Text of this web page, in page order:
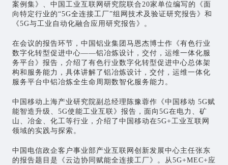
案例集》、中国工业互联网研究院联合20家单位编写的《面
向特定行业的“5G全连接工厂”组网技术及验证研究报告》和
《5G与工业自动化融合应用研究报告》。
在会议的报告环节，中国铝业集团马恩杰博士作《有色行业
数字化转型促进中心——铝冶炼设计，交付，运维一体化服
务平台》报告，介绍了有色行业数字化转型促进中心总体架
构和服务能力，具体讲解了铝冶炼设计，交付，运维一体化
服务平台中铝冶炼全生命周期数智化服务能力。
中国移动上海产业研究院副总经理陈豫蓉作《中国移动 5G赋
能智造升级、5G使能工业互联》报告，面向5G在电力、矿
山、冶金、化工等行业，介绍了中国移动在5G+工业互联网
领域的实践与探索。
中国电信政企客户事业部产业互联网创新发展中心主任张东
的报告题目是《云边协同赋能全连接工厂》。从5G+MEC+应